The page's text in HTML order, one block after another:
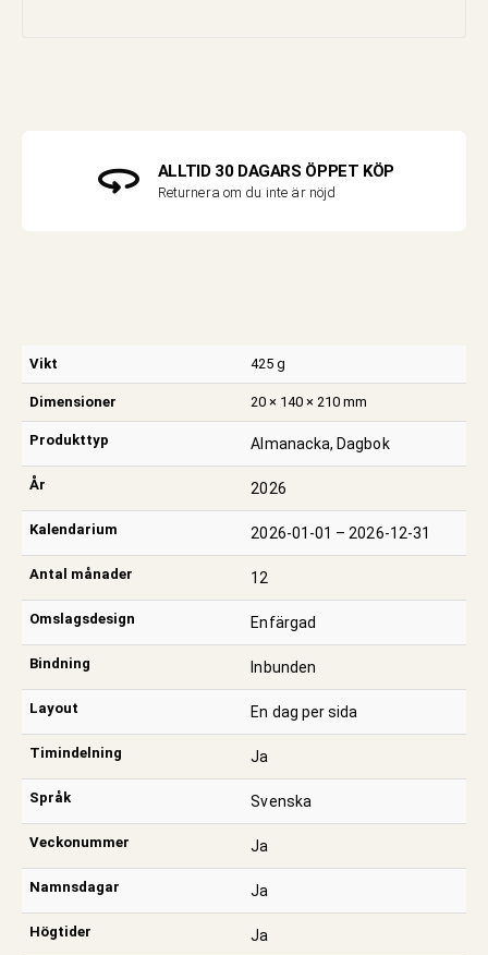
ALLTID 30 DAGARS ÖPPET KÖP
Returnera om du inte är nöjd
Vikt 425 g
Dimensioner 20 × 140 × 210 mm
Produkttyp Almanacka, Dagbok
År 2026
Kalendarium 2026-01-01 – 2026-12-31
Antal månader 12
Omslagsdesign Enfärgad
Bindning Inbunden
Layout En dag per sida
Timindelning Ja
Språk Svenska
Veckonummer Ja
Namnsdagar Ja
Högtider Ja